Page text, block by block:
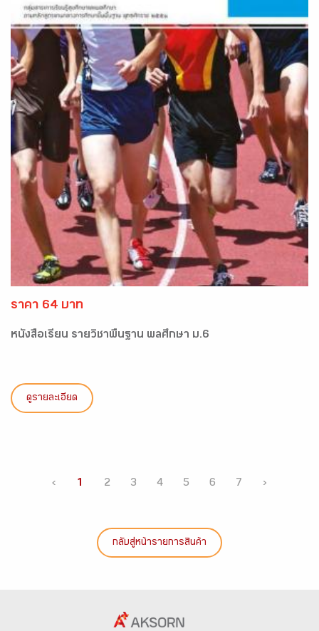
ราคา 64 บาท
หนังสือเรียน รายวิชาพื้นฐาน พลศึกษา ม.6
ดูรายละเอียด
‹ 1 2 3 4 5 6 7 ›
กลับสู่หน้ารายการสินค้า